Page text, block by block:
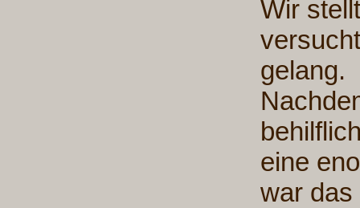
Wir
gelang.
eine
war das